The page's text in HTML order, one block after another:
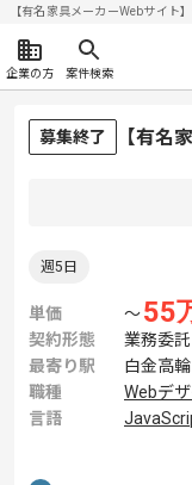
【有名家具メーカーWebサイ
企業の方 案件検索
募集終了 【有名
週5日
単価 〜55
契約形態
業務委託
最寄り駅
白金高輪
職種
Webデ
言語